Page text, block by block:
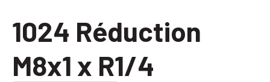
1024 Réduction
M8x1 x R1/4